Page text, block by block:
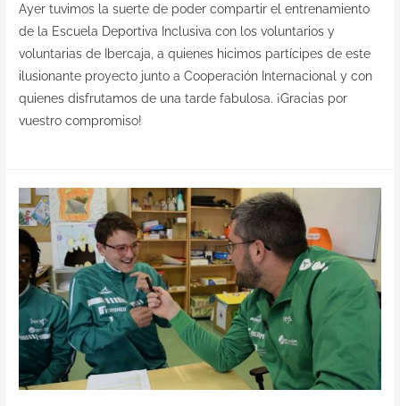
Ayer tuvimos la suerte de poder compartir el entrenamiento
de la Escuela Deportiva Inclusiva con los voluntarios y
voluntarias de Ibercaja, a quienes hicimos partícipes de este
ilusionante proyecto junto a Cooperación Internacional y con
quienes disfrutamos de una tarde fabulosa. ¡Gracias por
vuestro compromiso!